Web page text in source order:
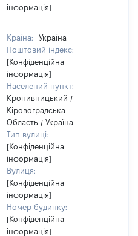
інформація]
Країна:
Україна
Поштовий індекс:
[Конфіденційна
інформація]
Населений пункт:
Кропивницький /
Кіровоградська
Область / Україна
Тип вулиці:
[Конфіденційна
інформація]
Вулиця:
[Конфіденційна
інформація]
Номер будинку:
[Конфіденційна
інформація]